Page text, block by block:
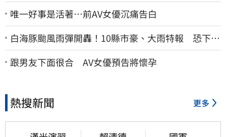
唯一好事是活著…前AV女優沉痛告白
白海豚颱風雨彈開轟！10縣市豪、大雨特報 恐下到
明天
跟男友下面很合 AV女優預告將懷孕
熱搜新聞 更多